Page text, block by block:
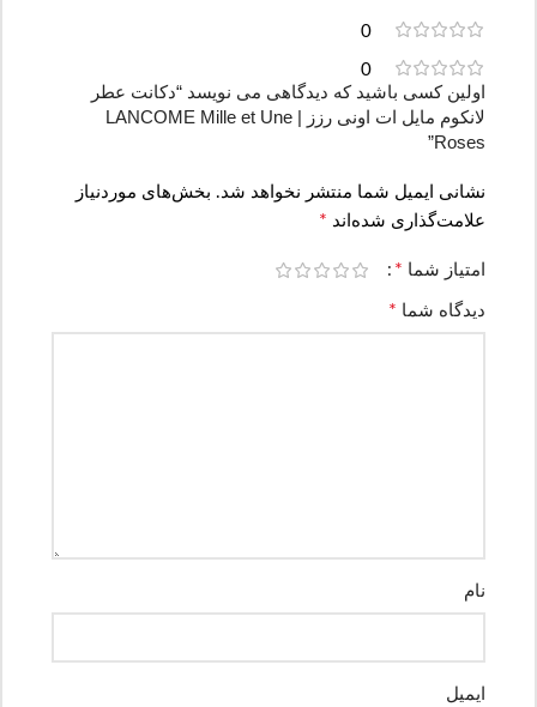
0
0
اولین کسی باشید که دیدگاهی می نویسد “دکانت عطر
لانکوم مایل ات اونی رزز | LANCOME Mille et Une
Roses”
نشانی ایمیل شما منتشر نخواهد شد. بخش‌های موردنیاز
علامت‌گذاری شده‌اند *
امتیاز شما *
دیدگاه شما *
نام
ایمیل